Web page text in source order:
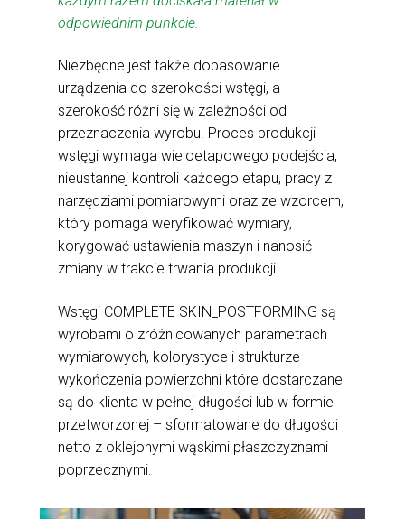
odpowiednim punkcie.
Niezbędne jest także dopasowanie
urządzenia do szerokości wstęgi, a
szerokość różni się w zależności od
przeznaczenia wyrobu. Proces produkcji
wstęgi wymaga wieloetapowego podejścia,
nieustannej kontroli każdego etapu, pracy z
narzędziami pomiarowymi oraz ze wzorcem,
który pomaga weryfikować wymiary,
korygować ustawienia maszyn i nanosić
zmiany w trakcie trwania produkcji.
Wstęgi COMPLETE SKIN_POSTFORMING są
wyrobami o zróżnicowanych parametrach
wymiarowych, kolorystyce i strukturze
wykończenia powierzchni które dostarczane
są do klienta w pełnej długości lub w formie
przetworzonej – sformatowane do długości
netto z oklejonymi wąskimi płaszczyznami
poprzecznymi.